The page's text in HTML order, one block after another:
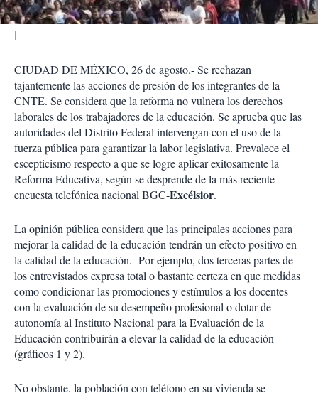
CIUDAD DE MÉXICO, 26 de agosto.- Se rechazan
tajantemente las acciones de presión de los integrantes de la
CNTE. Se considera que la reforma no vulnera los derechos
laborales de los trabajadores de la educación. Se aprueba que las
autoridades del Distrito Federal intervengan con el uso de la
fuerza pública para garantizar la labor legislativa. Prevalece el
escepticismo respecto a que se logre aplicar exitosamente la
Reforma Educativa, según se desprende de la más reciente
encuesta telefónica nacional BGC-Excélsior.
La opinión pública considera que las principales acciones para
mejorar la calidad de la educación tendrán un efecto positivo en
la calidad de la educación. Por ejemplo, dos terceras partes de
los entrevistados expresa total o bastante certeza en que medidas
como condicionar las promociones y estímulos a los docentes
con la evaluación de su desempeño profesional o dotar de
autonomía al Instituto Nacional para la Evaluación de la
Educación contribuirán a elevar la calidad de la educación
(gráficos 1 y 2).
No obstante, la población con teléfono en su vivienda se